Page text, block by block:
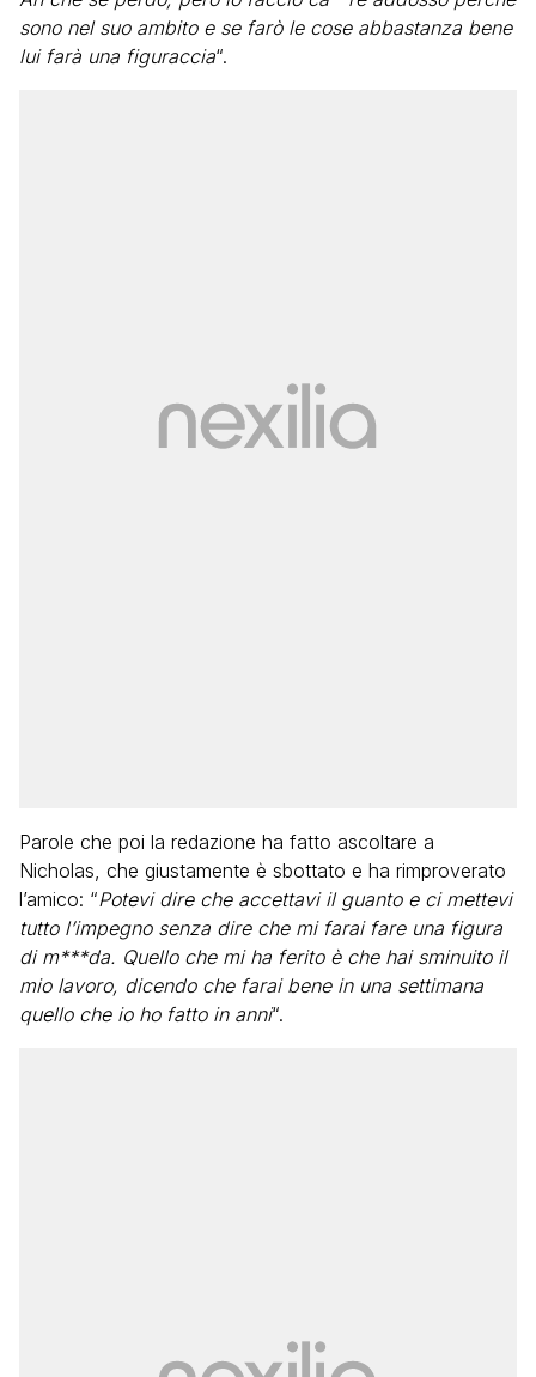
sono nel suo ambito e se farò le cose abbastanza bene
lui farà una figuraccia“.
Parole che poi la redazione ha fatto ascoltare a
Nicholas, che giustamente è sbottato e ha rimproverato
l’amico: “Potevi dire che accettavi il guanto e ci mettevi
tutto l’impegno senza dire che mi farai fare una figura
di m***da. Quello che mi ha ferito è che hai sminuito il
mio lavoro, dicendo che farai bene in una settimana
quello che io ho fatto in anni“.